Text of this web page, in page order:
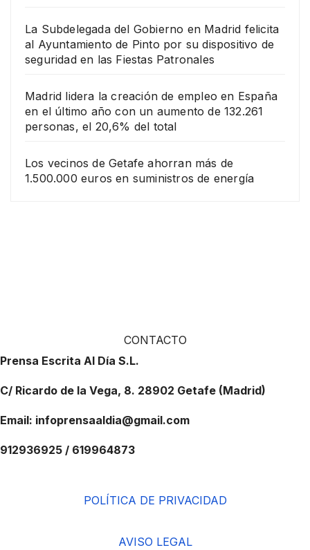
La Subdelegada del Gobierno en Madrid felicita
al Ayuntamiento de Pinto por su dispositivo de
seguridad en las Fiestas Patronales
Madrid lidera la creación de empleo en España
en el último año con un aumento de 132.261
personas, el 20,6% del total
Los vecinos de Getafe ahorran más de
1.500.000 euros en suministros de energía
CONTACTO
Prensa Escrita Al Día S.L.
C/ Ricardo de la Vega, 8. 28902 Getafe (Madrid)
Email: infoprensaaldia@gmail.com
912936925 / 619964873
POLÍTICA DE PRIVACIDAD
AVISO LEGAL